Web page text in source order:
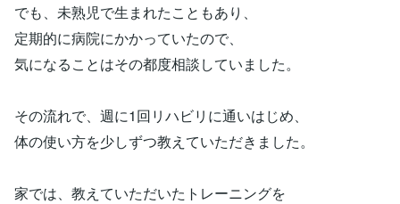
でも、未熟児で生まれたこともあり、
定期的に病院にかかっていたので、
気になることはその都度相談していました。
その流れで、週に1回リハビリに通いはじめ、
体の使い方を少しずつ教えていただきました。
家では、教えていただいたトレーニングを